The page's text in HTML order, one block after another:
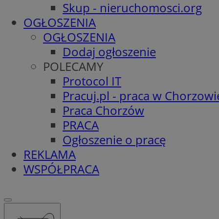
Skup - nieruchomosci.org
OGŁOSZENIA
OGŁOSZENIA
Dodaj ogłoszenie
POLECAMY
Protocol IT
Pracuj.pl - praca w
Praca Chorzów
PRACA
Ogłoszenie o pracę
REKLAMA
WSPÓŁPRACA